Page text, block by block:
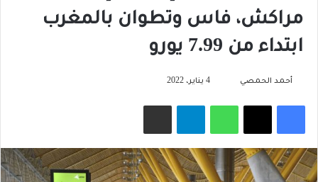
مراكش، فاس وتطوان بالمغرب
ابتداء من 7.99 يورو
أحمد الحمصي 4 يناير، 2022
فيسبوك‫X واتساب تيلقرام مشاركة عبر البريد